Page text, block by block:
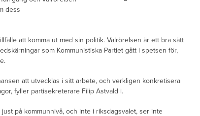
dess
att komma ut med sin politik. Valrörelsen är ett bra sätt
som Kommunistiska Partiet gått i spetsen för,
att utvecklas i sitt arbete, och verkligen konkretisera
fyller partisekreterare Filip Astvald i.
på kommunnivå, och inte i riksdagsvalet, ser inte